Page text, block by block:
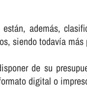
están, además,
siendo todaví­a más
de su
digital o